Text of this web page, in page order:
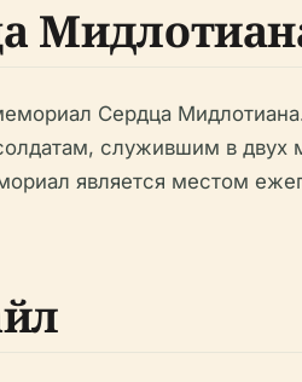
Сердца
служившим в двух
является местом